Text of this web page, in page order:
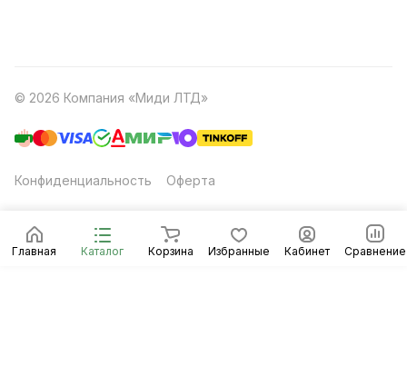
Главная Каталог Корзина Избранные Кабинет Сравнение
© 2026 Компания «Миди ЛТД»
Конфиденциальность Оферта